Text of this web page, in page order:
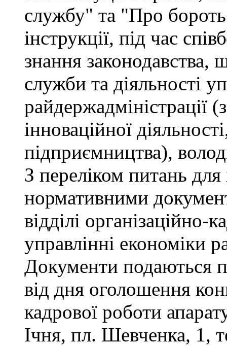
службу" та "Про
інструкції, під час
знання законодавства,
служби та діяльності
райдержадміністрації
інноваційної
підприємництва),
З переліком питань
нормативними
відділі організаційно-
управлінні економіки
Документи подаються
від дня оголошення
кадрової роботи
Ічня, пл. Шевченка, 1,